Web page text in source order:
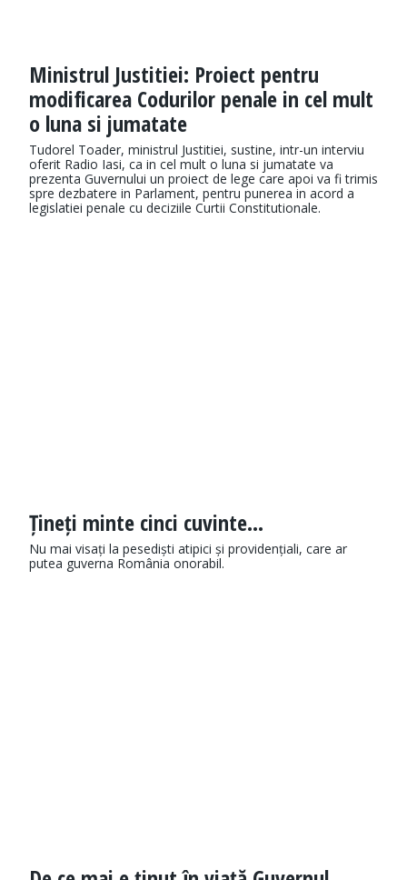
Ministrul Justitiei: Proiect pentru
modificarea Codurilor penale in cel mult
o luna si jumatate
Tudorel Toader, ministrul Justitiei, sustine, intr-un interviu
oferit Radio Iasi, ca in cel mult o luna si jumatate va
prezenta Guvernului un proiect de lege care apoi va fi trimis
spre dezbatere in Parlament, pentru punerea in acord a
legislatiei penale cu deciziile Curtii Constitutionale.
Țineți minte cinci cuvinte...
Nu mai visați la pesediști atipici și providențiali, care ar
putea guverna România onorabil.